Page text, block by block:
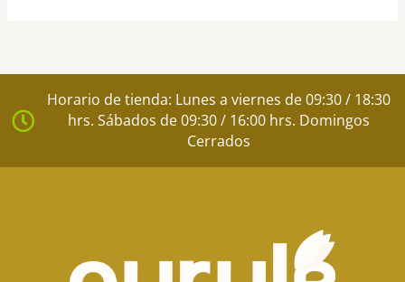
Horario de tienda: Lunes a viernes de 09:30 / 18:30
hrs. Sábados de 09:30 / 16:00 hrs. Domingos
Cerrados